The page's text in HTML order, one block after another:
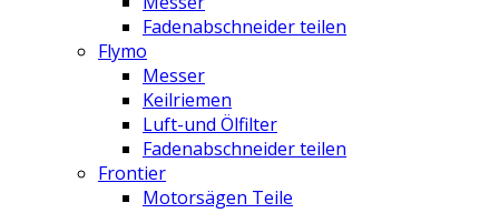
Fadenabschneider teilen
Flymo
Messer
Keilriemen
Luft-und Ölfilter
Fadenabschneider teilen
Frontier
Motorsägen Teile